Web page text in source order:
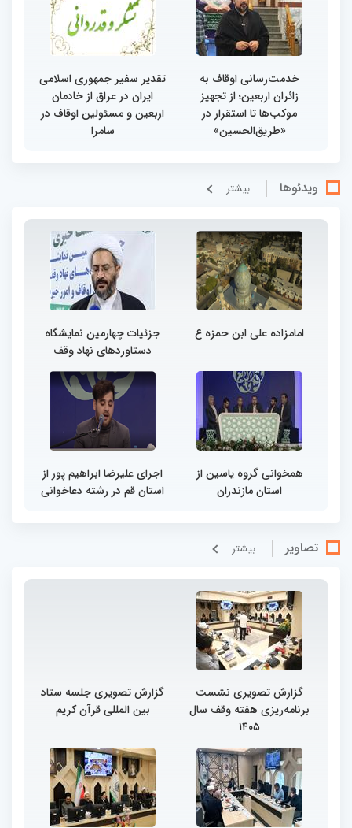
خدمت‌رسانی اوقاف به
زائران اربعین؛ از تجهیز
موکب‌ها تا استقرار در
«طریق‌الحسین»
تقدیر سفیر جمهوری اسلامی
ایران در عراق از خادمان
اربعین و مسئولین اوقاف در
سامرا
ویدئوها بيشتر
امامزاده علی ابن حمزه ع
جزئیات چهارمین نمایشگاه
دستاوردهای نهاد وقف
همخوانی گروه یاسین از
استان مازندران
اجرای علیرضا ابراهیم پور از
استان قم در رشته دعاخوانی
تصاویر بيشتر
گزارش تصویری نشست
برنامه‌ریزی هفته وقف سال
۱۴۰۵
گزارش تصویری جلسه ستاد
بین المللی قرآن کریم